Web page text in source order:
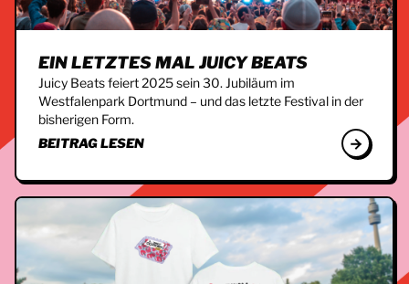
EIN LETZTES MAL JUICY BEATS
Juicy Beats feiert 2025 sein 30. Jubiläum im
Westfalenpark Dortmund – und das letzte Festival in der
bisherigen Form.
BEITRAG LESEN